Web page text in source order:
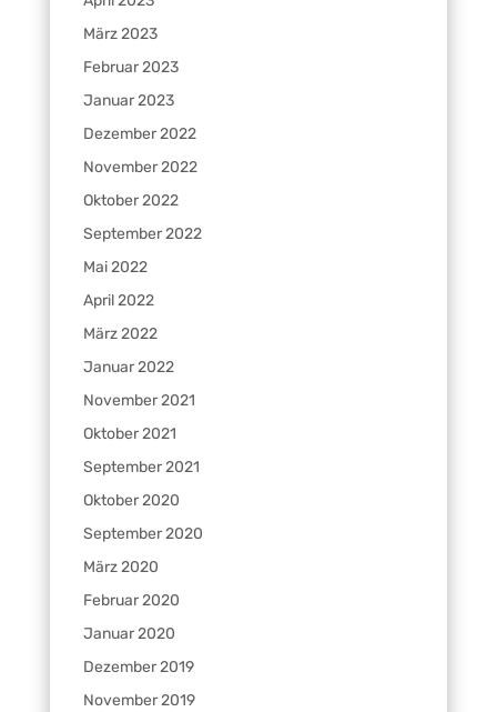
März 2023
Februar 2023
Januar 2023
Dezember 2022
November 2022
Oktober 2022
September 2022
Mai 2022
April 2022
März 2022
Januar 2022
November 2021
Oktober 2021
September 2021
Oktober 2020
September 2020
März 2020
Februar 2020
Januar 2020
Dezember 2019
November 2019